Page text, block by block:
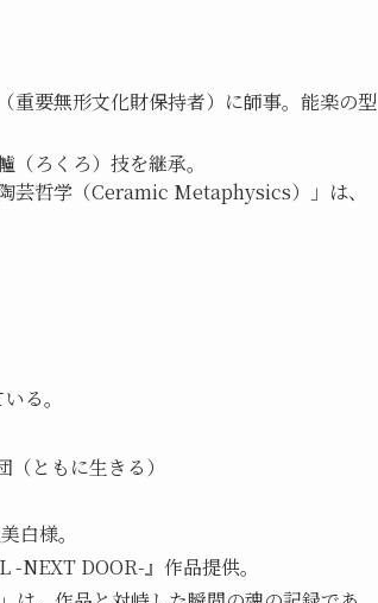
重要無形文化財保持者）に師事。能楽の型
ろくろ）技を継承。
芸哲学（Ceramic Metaphysics）」は、
る。
ともに生きる）
白様。
NEXT DOOR-』作品提供。